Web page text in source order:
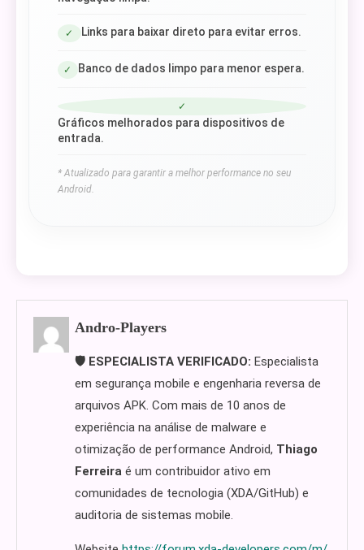
✓ Links para baixar direto para evitar erros.
✓ Banco de dados limpo para menor espera.
✓
Gráficos melhorados para dispositivos de
entrada.
* Atualizado para garantir a melhor performance no seu
Android.
Andro-Players
🛡️ ESPECIALISTA VERIFICADO: Especialista
em segurança mobile e engenharia reversa de
arquivos APK. Com mais de 10 anos de
experiência na análise de malware e
otimização de performance Android, Thiago
Ferreira é um contribuidor ativo em
comunidades de tecnologia (XDA/GitHub) e
auditoria de sistemas mobile.